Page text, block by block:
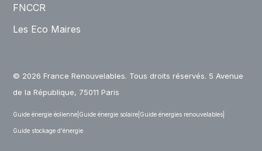
FNCCR
Les Eco Maires
© 2026 France Renouvelables. Tous droits réservés. 5 Avenue
de la République, 75011 Paris
Guide énergie éolienne Guide énergie solaire Guide énergies renouvelables
Guide stockage d'énergie